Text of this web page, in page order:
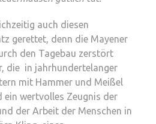
auch diesen
gerettet, denn die Mayener
den Tagebau zerstört
die in jahrhundertelanger
mit Hammer und Meißel
ein wertvolles Zeugnis der
der Arbeit der Menschen in